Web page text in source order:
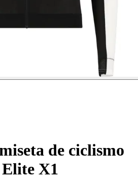
de ciclismo
X1